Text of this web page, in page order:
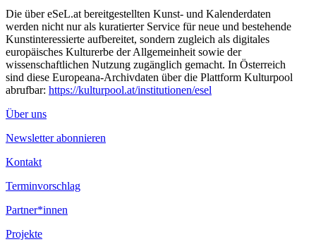
Die über eSeL.at bereitgestellten Kunst- und Kalenderdaten
werden nicht nur als kuratierter Service für neue und bestehende
Kunstinteressierte aufbereitet, sondern zugleich als digitales
europäisches Kulturerbe der Allgemeinheit sowie der
wissenschaftlichen Nutzung zugänglich gemacht. In Österreich
sind diese Europeana-Archivdaten über die Plattform Kulturpool
abrufbar: https://kulturpool.at/institutionen/esel
Über uns
Newsletter abonnieren
Kontakt
Terminvorschlag
Partner*innen
Projekte